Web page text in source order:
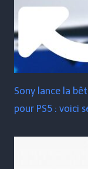
Sony lance la
pour PS5 : voici